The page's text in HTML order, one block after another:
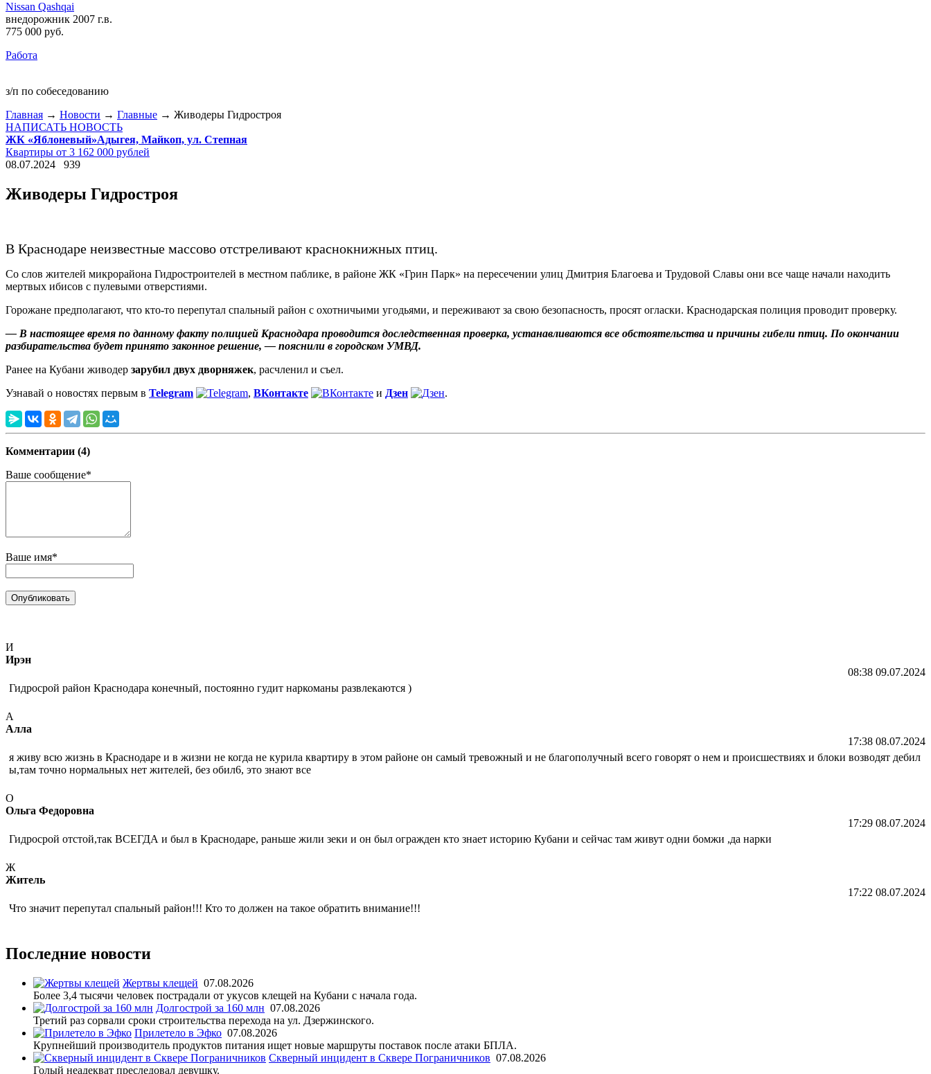
Nissan Qashqai
внедорожник 2007 г.в.
775 000 руб.
Работа
з/п по собеседованию
Главная → Новости → Главные → Живодеры Гидростроя
НАПИСАТЬ НОВОСТЬ
ЖК «Яблоневый»Адыгея, Майкоп, ул. Степная
Квартиры от 3 162 000 рублей
08.07.2024
939
Живодеры Гидростроя
В Краснодаре неизвестные массово отстреливают краснокнижных птиц.
Со слов жителей микрорайона Гидростроителей в местном паблике, в районе ЖК «Грин Парк» на пересечении улиц Дмитрия Благоева и Трудовой Славы они все чаще начали находить
мертвых ибисов с пулевыми отверстиями.
Горожане предполагают, что кто-то перепутал спальный район с охотничьими угодьями, и переживают за свою безопасность, просят огласки. Краснодарская полиция проводит проверку.
— В настоящее время по данному факту полицией Краснодара проводится доследственная проверка, устанавливаются все обстоятельства и причины гибели птиц. По окончании
разбирательства будет принято законное решение, — пояснили в городском УМВД.
Ранее на Кубани живодер зарубил двух дворняжек, расчленил и съел.
Узнавай о новостях первым в Telegram , ВКонтакте и Дзен .
Комментарии (4)
Ваше сообщение*
Ваше имя*
И
Ирэн
08:38 09.07.2024
Гидросрой район Краснодара конечный, постоянно гудит наркоманы развлекаются )
А
Алла
17:38 08.07.2024
я живу всю жизнь в Краснодаре и в жизни не когда не курила квартиру в этом районе он самый тревожный и не благополучный всего говорят о нем и происшествиях и блоки возводят дебил
ы,там точно нормальных нет жителей, без обил6, это знают все
О
Ольга Федоровна
17:29 08.07.2024
Гидросрой отстой,так ВСЕГДА и был в Краснодаре, раньше жили зеки и он был огражден кто знает историю Кубани и сейчас там живут одни бомжи ,да нарки
Ж
Житель
17:22 08.07.2024
Что значит перепутал спальный район!!! Кто то должен на такое обратить внимание!!!
Последние новости
Жертвы клещей 07.08.2026
Более 3,4 тысячи человек пострадали от укусов клещей на Кубани с начала года.
Долгострой за 160 млн 07.08.2026
Третий раз сорвали сроки строительства перехода на ул. Дзержинского.
Прилетело в Эфко 07.08.2026
Крупнейший производитель продуктов питания ищет новые маршруты поставок после атаки БПЛА.
Скверный инцидент в Сквере Пограничников 07.08.2026
Голый неадекват преследовал девушку.